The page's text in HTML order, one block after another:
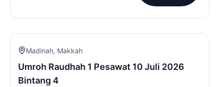
Madinah, Makkah
Umroh Raudhah 1 Pesawat 10 Juli 2026
Bintang 4